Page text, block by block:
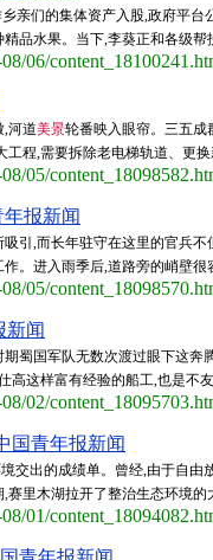
亲们的集体资产入股,政府平台
品水果。当下,李葵正和各级
06/
,河道美景轮番映入眼帘。三五成
工程,需要拆除老电梯轨道、更
05/
报新闻
引,而长年驻守在这里的官兵不
。进入雨季后,道路旁的峭壁
05/
新闻
蜀国军队无数次渡过眼下这奔
高这样富有经验的船工,也是不
02/
国青年报新闻
交出的成绩单。曾经,由于自由
里木湖拉开了整治生态环境
01/